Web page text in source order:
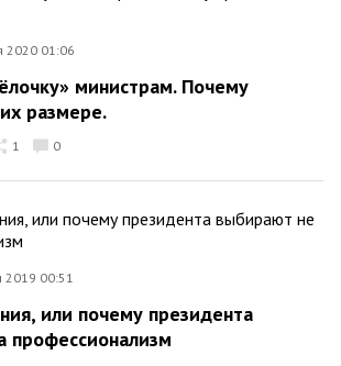
2020 01:06
министрам. Почему
размере.
1 0
2019 00:51
или почему президента
профессионализм